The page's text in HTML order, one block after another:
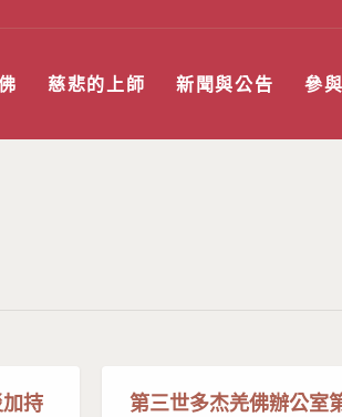
慈悲的上師 新聞與公告 參與
持
第三世多杰羌佛辦公室